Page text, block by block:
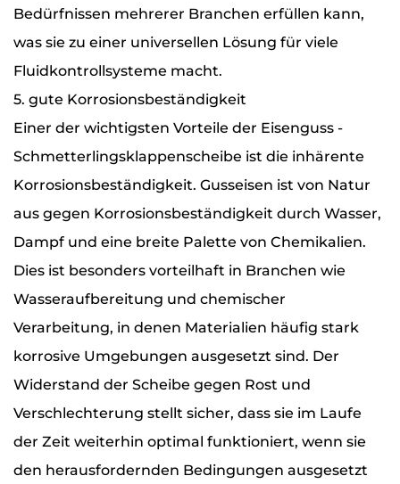
Bedürfnissen mehrerer Branchen erfüllen kann,
was sie zu einer universellen Lösung für viele
Fluidkontrollsysteme macht.
5. gute Korrosionsbeständigkeit
Einer der wichtigsten Vorteile der Eisenguss -
Schmetterlingsklappenscheibe ist die inhärente
Korrosionsbeständigkeit. Gusseisen ist von Natur
aus gegen Korrosionsbeständigkeit durch Wasser,
Dampf und eine breite Palette von Chemikalien.
Dies ist besonders vorteilhaft in Branchen wie
Wasseraufbereitung und chemischer
Verarbeitung, in denen Materialien häufig stark
korrosive Umgebungen ausgesetzt sind. Der
Widerstand der Scheibe gegen Rost und
Verschlechterung stellt sicher, dass sie im Laufe
der Zeit weiterhin optimal funktioniert, wenn sie
den herausfordernden Bedingungen ausgesetzt